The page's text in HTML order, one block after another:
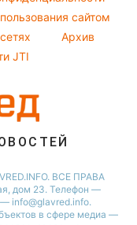
сайтом
Архив
JTI
ВСЕ ПРАВА
дом 23. Телефон —
info@glavred.info.
в сфере медиа —